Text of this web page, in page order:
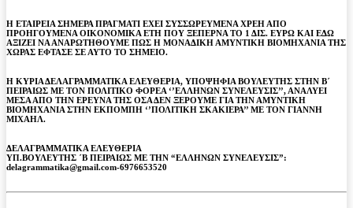
Η ΕΤΑΙΡΕΙΑ ΣΗΜΕΡΑ ΠΡΑΓΜΑΤΙ ΕΧΕΙ ΣΥΣΣΩΡΕΥΜΕΝΑ ΧΡΕΗ ΑΠΟ
ΠΡΟΗΓΟΥΜΕΝΑ ΟΙΚΟΝΟΜΙΚΑ ΕΤΗ ΠΟΥ ΞΕΠΕΡΝΑ ΤΟ 1 ΔΙΣ. ΕΥΡΩ ΚΑΙ ΕΔΩ
ΑΞΙΖΕΙ ΝΑ ΑΝΑΡΩΤΗΘΟΥΜΕ ΠΩΣ Η ΜΟΝΑΔΙΚΗ ΑΜΥΝΤΙΚΗ ΒΙΟΜΗΧΑΝΙΑ ΤΗΣ
ΧΩΡΑΣ ΕΦΤΑΣΕ ΣΕ ΑΥΤΟ ΤΟ ΣΗΜΕΙΟ.
Η ΚΥΡΙΑ ΔΕΛΑΓΡΑΜΜΑΤΙΚΑ ΕΛΕΥΘΕΡΙΑ, ΥΠΟΨΗΦΙΑ ΒΟΥΛΕΥΤΗΣ ΣΤΗΝ Β΄
ΠΕΙΡΑΙΩΣ ΜΕ ΤΟΝ ΠΟΛΙΤΙΚΟ ΦΟΡΕΑ ‘’ΕΛΛΗΝΩΝ ΣΥΝΕΛΕΥΣΙΣ’’, ΑΝΑΛΥΕΙ
ΜΕΣΑ ΑΠΟ ΤΗΝ ΕΡΕΥΝΑ ΤΗΣ ΟΣΑ ΔΕΝ ΞΕΡΟΥΜΕ ΓΙΑ ΤΗΝ ΑΜΥΝΤΙΚΗ
ΒΙΟΜΗΧΑΝΙΑ ΣΤΗΝ ΕΚΠΟΜΠΗ ‘’ΠΟΛΙΤΙΚΗ ΣΚΑΚΙΕΡΑ’’ ΜΕ ΤΟΝ ΓΙΑΝΝΗ
ΜΙΧΑΗΛ.
ΔΕΛΑΓΡΑΜΜΑΤΙΚΑ ΕΛΕΥΘΕΡΙΑ
ΥΠ.ΒΟΥΛΕΥΤΗΣ ΄Β ΠΕΙΡΑΙΩΣ ΜΕ ΤΗΝ “ΕΛΛΗΝΩΝ ΣΥΝΕΛΕΥΣΙΣ”:
delagrammatika@gmail.com-6976653520